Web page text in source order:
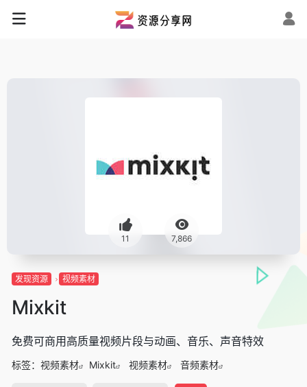
11 7,866
发现资源 视频素材
Mixkit
免费可商用高质量视频片段与动画、音乐、声音特效
标签： 视频素材 Mixkit 视频素材 音频素材